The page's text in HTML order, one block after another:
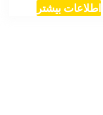
اطلاعات بیشتر